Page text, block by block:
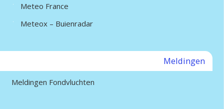
Meteo France
Meteox – Buienradar
Meldingen
Meldingen Fondvluchten